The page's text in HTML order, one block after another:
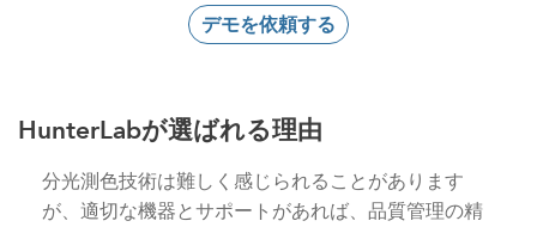
デモを依頼する
HunterLabが選ばれる理由
分光測色技術は難しく感じられることがあります
が、適切な機器とサポートがあれば、品質管理の精